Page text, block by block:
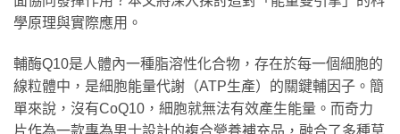
學原理與實際應用。
輔酶Q10是人體內一種脂溶性化合物，存在於每一個細胞的
線粒體中，是細胞能量代謝（ATP生產）的關鍵輔因子。簡
單來說，沒有CoQ10，細胞就無法有效產生能量。而奇力
片作為一款專為男士設計的複合營養補充品，融合了多種草